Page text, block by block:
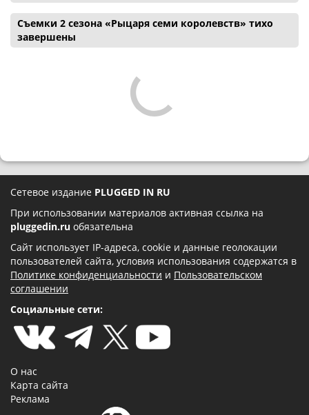
Съемки 2 сезона «Рыцаря семи королевств» тихо
завершены
Сетевое издание PLUGGED IN RU
При использовании материалов активная ссылка на
pluggedin.ru обязательна
Сайт использует IP-адреса, cookie и данные геолокации
пользователей сайта, условия использования содержатся в
Политике конфиденциальности и Пользовательском
соглашении
Социальные сети:
О нас
Карта сайта
Реклама